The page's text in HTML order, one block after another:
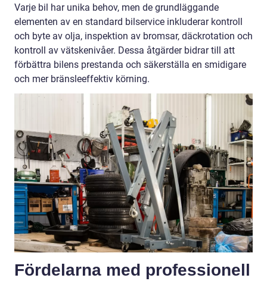
Varje bil har unika behov, men de grundläggande
elementen av en standard bilservice inkluderar kontroll
och byte av olja, inspektion av bromsar, däckrotation och
kontroll av vätskenivåer. Dessa åtgärder bidrar till att
förbättra bilens prestanda och säkerställa en smidigare
och mer bränsleeffektiv körning.
Fördelarna med professionell